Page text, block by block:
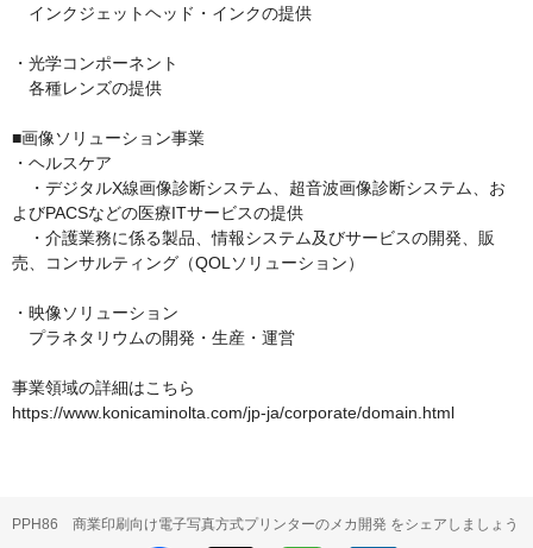
インクジェットヘッド・インクの提供
・光学コンポーネント
各種レンズの提供
■画像ソリューション事業
・ヘルスケア
・デジタルX線画像診断システム、超音波画像診断システム、お
よびPACSなどの医療ITサービスの提供
・介護業務に係る製品、情報システム及びサービスの開発、販
売、コンサルティング（QOLソリューション）
・映像ソリューション
プラネタリウムの開発・生産・運営
事業領域の詳細はこちら
https://www.konicaminolta.com/jp-ja/corporate/domain.html
PPH86 商業印刷向け電子写真方式プリンターのメカ開発 をシェアしましょう